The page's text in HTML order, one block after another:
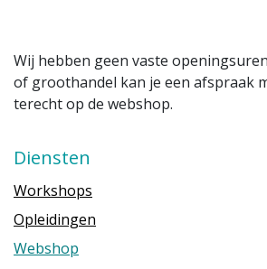
Wij hebben geen vaste
of groothandel kan je een afspraak
terecht op de webshop.
Diensten
Workshops
Opleidingen
Webshop